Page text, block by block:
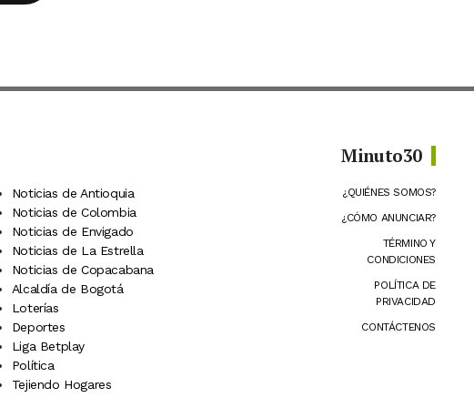
Noticias de Antioquia
Noticias de Colombia
Noticias de Envigado
Noticias de La Estrella
Noticias de Copacabana
Alcaldía de Bogotá
Loterías
Deportes
Liga Betplay
Política
Tejiendo Hogares
Minuto30
¿QUIÉNES SOMOS?
¿CÓMO ANUNCIAR?
TÉRMINO Y
CONDICIONES
POLÍTICA DE
PRIVACIDAD
CONTÁCTENOS